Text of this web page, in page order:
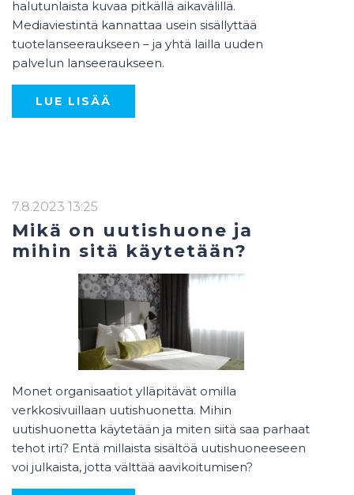
halutunlaista kuvaa pitkällä aikavälillä.
Mediaviestintä kannattaa usein sisällyttää
tuotelanseeraukseen – ja yhtä lailla uuden
palvelun lanseeraukseen.
LUE LISÄÄ
7.8.2023 13:25
Mikä on uutishuone ja
mihin sitä käytetään?
Monet organisaatiot ylläpitävät omilla
verkkosivuillaan uutishuonetta. Mihin
uutishuonetta käytetään ja miten siitä saa parhaat
tehot irti? Entä millaista sisältöä uutishuoneeseen
voi julkaista, jotta välttää aavikoitumisen?